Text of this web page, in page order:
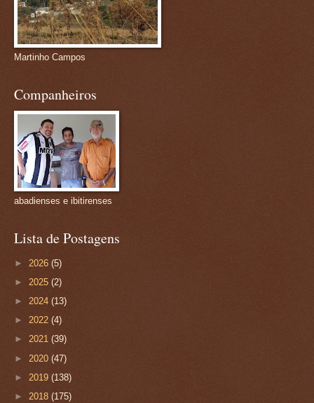
Martinho Campos
Companheiros
abadienses e ibitirenses
Lista de Postagens
► 2026 (5)
► 2025 (2)
► 2024 (13)
► 2022 (4)
► 2021 (39)
► 2020 (47)
► 2019 (138)
► 2018 (175)